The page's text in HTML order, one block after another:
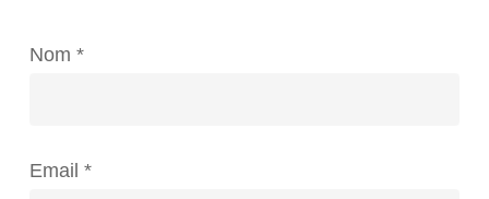
Nom *
Email *